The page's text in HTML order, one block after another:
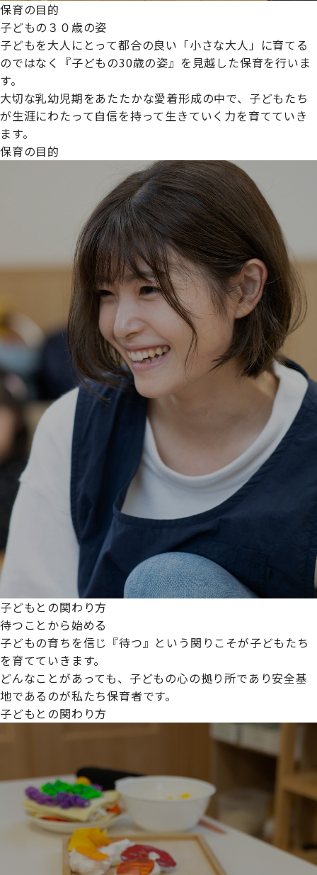
プライムスターほいくえんグループは女性が安心して働き
続けられる環境づくりに取り組んでおり、厚生労働省の
【えるぼし認定(☆☆)】
保育の目的
子どもの３０歳の姿
子どもを大人にとって都合の良い「小さな大人」に育てる
のではなく『子どもの30歳の姿』を見越した保育を行いま
す。
大切な乳幼児期をあたたかな愛着形成の中で、子どもたち
が生涯にわたって自信を持って生きていく力を育てていき
ます。
保育の目的
子どもとの関わり方
待つことから始める
子どもの育ちを信じ『待つ』という関りこそが子どもたち
を育てていきます。
どんなことがあっても、子どもの心の拠り所であり安全基
地であるのが私たち保育者です。
子どもとの関わり方